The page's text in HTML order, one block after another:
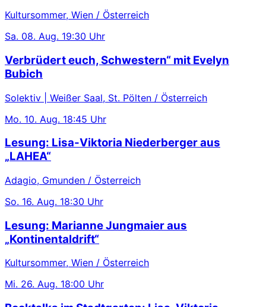
Kultursommer, Wien / Österreich
Sa. 08. Aug. 19:30 Uhr
Verbrüdert euch, Schwestern“ mit Evelyn
Bubich
Solektiv | Weißer Saal, St. Pölten / Österreich
Mo. 10. Aug. 18:45 Uhr
Lesung: Lisa-Viktoria Niederberger aus
„LAHEA“
Adagio, Gmunden / Österreich
So. 16. Aug. 18:30 Uhr
Lesung: Marianne Jungmaier aus
„Kontinentaldrift“
Kultursommer, Wien / Österreich
Mi. 26. Aug. 18:00 Uhr